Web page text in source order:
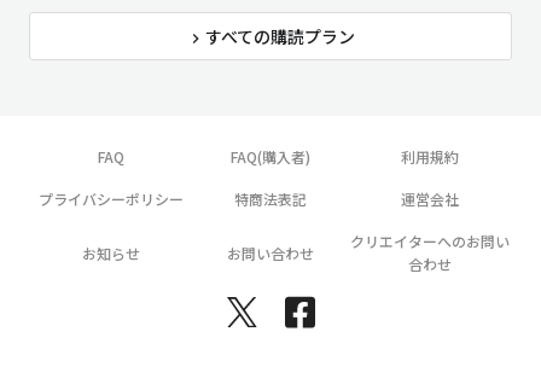
navigate_next すべての購読プラン
FAQ FAQ(購入者) 利用規約
プライバシーポリシー 特商法表記 運営会社
お知らせ お問い合わせ
クリエイターへのお問い
合わせ